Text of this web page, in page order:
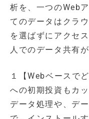
析を、一つのWeb
てのデータはクラ
を選ばずにアクセ
人でのデータ共有が
１【Webベースで
への初期投資もカッ
データ処理や、デ